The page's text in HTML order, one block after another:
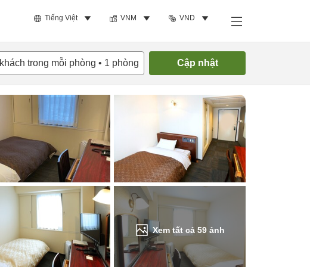
Tiếng Việt VNM VND
khách trong mỗi phòng • 1 phòng Cập nhật
Xem tất cả59 ảnh
Tìm phòng trống